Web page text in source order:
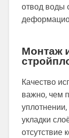
отвод воды
Монтаж
Качество
важно, чем
укладки
отсутствие